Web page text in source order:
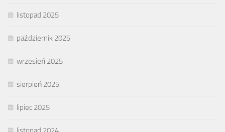
listopad 2025
październik 2025
wrzesień 2025
sierpień 2025
lipiec 2025